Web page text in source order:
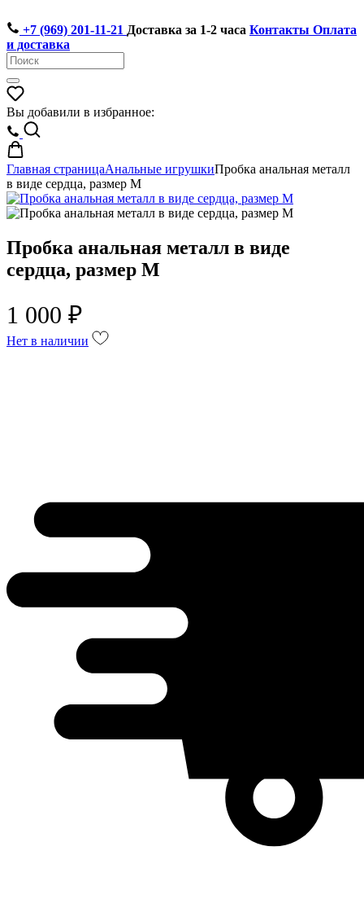
+7 (969) 201-11-21 Доставка за 1-2 часа Контакты Оплата
и доставка
Вы добавили в избранное:
Главная страницаАнальные игрушкиПробка анальная металл
в виде сердца, размер M
Пробка анальная металл в виде
сердца, размер M
1 000 ₽
Нет в наличии